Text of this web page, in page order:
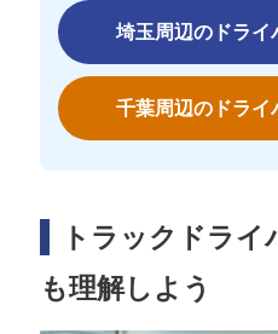
埼玉周辺のドライ
千葉周辺のドライ
トラックドラ
も理解しよう